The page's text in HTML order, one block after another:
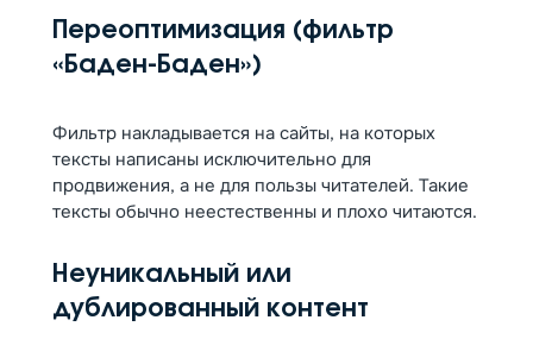
Переоптимизация (фильтр
«Баден-Баден»)
Фильтр накладывается на сайты, на которых
тексты написаны исключительно для
продвижения, а не для пользы читателей. Такие
тексты обычно неестественны и плохо читаются.
Неуникальный или
дублированный контент